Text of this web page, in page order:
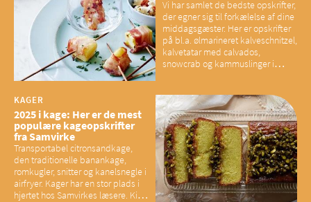
Vi har samlet de bedste opskrifter,
der egner sig til forkælelse af dine
middagsgæster. Her er opskrifter
på bl.a. ølmarineret kalveschnitzel,
kalvetatar med calvados,
snowcrab og kammuslinger i
KAGER
2025 i kage: Her er de mest
populære kageopskrifter
fra Samvirke
Transportabel citronsandkage,
den traditionelle banankage,
romkugler, snitter og kanelsnegle i
airfryer. Kager har en stor plads i
hjertet hos Samvirkes læsere. Kig